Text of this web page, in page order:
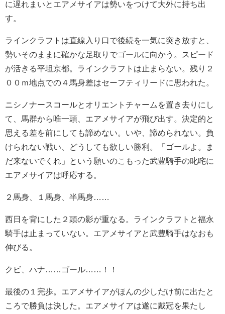
に遅れまいとエアメサイアは勢いをつけて大外に持ち出
す。
ラインクラフトは直線入り口で後続を一気に突き放すと、
勢いそのままに確かな足取りでゴールに向かう。スピード
が活きる平坦京都。ラインクラフトは止まらない。残り２
００ｍ地点での４馬身差はセーフティリードに思われた。
ニシノナースコールとオリエントチャームを置き去りにし
て、馬群から唯一頭、エアメサイアが飛び出す。決定的と
思える差を前にしても諦めない。いや、諦められない。負
けられない戦い、どうしても欲しい勝利。「ゴールよ。ま
だ来ないでくれ」という願いのこもった武豊騎手の叱咤に
エアメサイアは呼応する。
２馬身、１馬身、半馬身……
西日を背にした２頭の影が重なる。ラインクラフトと福永
騎手は止まっていない。エアメサイアと武豊騎手はなおも
伸びる。
クビ、ハナ……ゴール……！！
最後の１完歩。エアメサイアがほんの少しだけ前に出たと
ころで勝負は決した。エアメサイアは遂に戴冠を果たし